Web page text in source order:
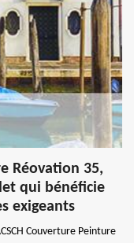
Réovation 35,
qui bénéficie
exigeants
Couverture Peinture